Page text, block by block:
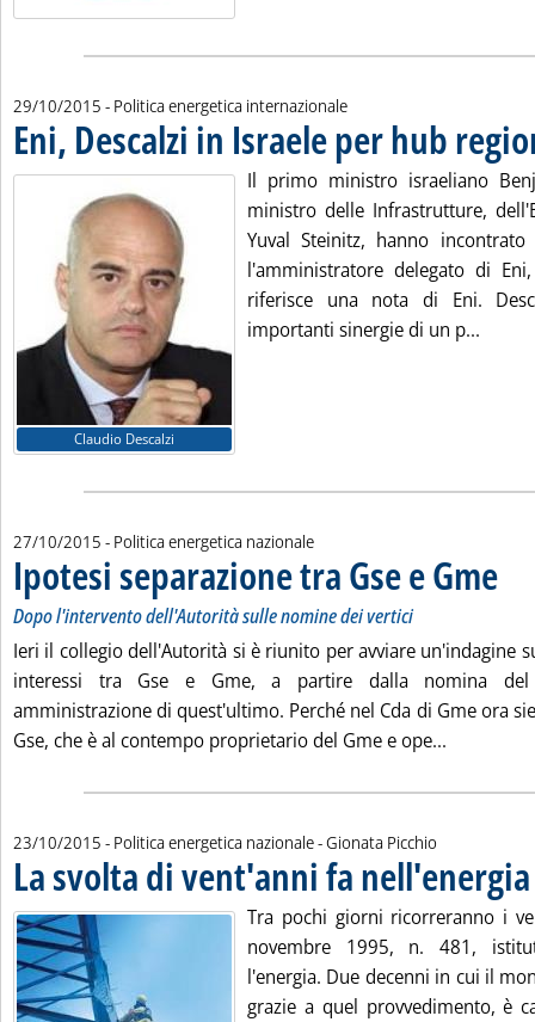
29/10/2015 - Politica energetica internazionale
Eni, Descalzi in Israele per hub
Claudio Descalzi
Il primo ministro israeliano
ministro delle Infrastrutture,
Yuval Steinitz, hanno
l'amministratore delegato di
riferisce una nota di Eni.
importanti sinergie di un p...
27/10/2015 - Politica energetica nazionale
Ipotesi separazione tra Gse e Gme
Dopo l'intervento dell'Autorità sulle nomine dei vertici
Ieri il collegio dell'Autorità si è riunito per avviare un'indagine
interessi tra Gse e Gme, a partire dalla nomina
amministrazione di quest'ultimo. Perché nel Cda di Gme ora
Gse, che è al contempo proprietario del Gme e ope...
23/10/2015 - Politica energetica nazionale -di:
Gionata Picchio
La svolta di vent'anni fa nell'energia
Tra pochi giorni ricorreranno i
novembre 1995, n. 481,
l'energia. Due decenni in cui il
grazie a quel provvedimento, è